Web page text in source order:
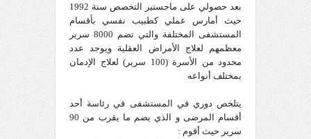
بعد حصولي على ماجستير التخصص سنة 1992
حيث أمارس عملي كطبيب نفسي بأقسام
المستشفى المختلفة والتي تضم 8000 سرير
معظمهم لعلاج الأمراض العقلية ويوجد عدد
محدود من الأسرة (100 سرير) لعلاج الإدمان
بمختلف أنواعه
يتلخص دوري في المستشفى في رئاسة أحد
أقسام المرضى و الذي يضم ما يقرب من 90
سرير حيث أقوم :